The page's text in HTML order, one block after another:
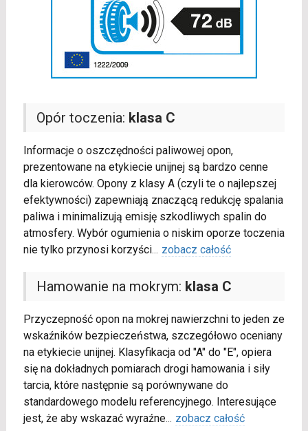
Opór toczenia: klasa C
Informacje o oszczędności paliwowej opon,
prezentowane na etykiecie unijnej są bardzo cenne
dla kierowców. Opony z klasy A (czyli te o najlepszej
efektywności) zapewniają znaczącą redukcję spalania
paliwa i minimalizują emisję szkodliwych spalin do
atmosfery. Wybór ogumienia o niskim oporze toczenia
nie tylko przynosi korzyści... zobacz całość
Hamowanie na mokrym: klasa C
Przyczepność opon na mokrej nawierzchni to jeden ze
wskaźników bezpieczeństwa, szczegółowo oceniany
na etykiecie unijnej. Klasyfikacja od "A" do "E", opiera
się na dokładnych pomiarach drogi hamowania i siły
tarcia, które następnie są porównywane do
standardowego modelu referencyjnego. Interesujące
jest, że aby wskazać wyraźne... zobacz całość